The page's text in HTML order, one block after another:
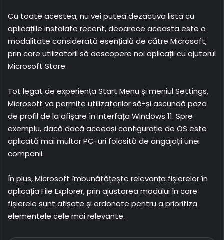
Cu toate acestea, nu vei putea dezactiva lista cu
aplicațiile instalate recent, deoarece aceasta este o
modalitate considerată esențială de către Microsoft,
prin care utilizatorii să descopere noi aplicații cu ajutorul
Microsoft Store.
Tot legat de experiența Start Menu și meniul Settings,
Microsoft va permite utilizatorilor să-și ascundă poza
de profil de la afișare în interfața Windows 11. Spre
exemplu, dacă dacă aceeași configurație de OS este
aplicată mai multor PC-uri folosită de angajații unei
companii.
În plus, Microsoft îmbunătățește relevanța fișierelor în
aplicația File Explorer, prin ajustarea modului în care
fișierele sunt afișate și ordonate pentru a prioritiza
elementele cele mai relevante.